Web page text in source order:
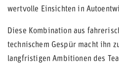
wertvolle Einsichten in
Diese Kombination aus
technischem Gespür macht ihn
langfristigen Ambitionen des